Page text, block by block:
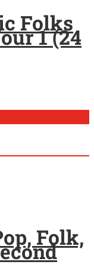
Folks
1 (24
Folk,